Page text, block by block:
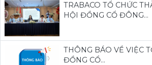
TRABACO TỔ CHỨC
HỘI ĐỒNG CỔ ĐÔNG...
THÔNG BÁO VỀ VIỆC
ĐỒNG CỔ...